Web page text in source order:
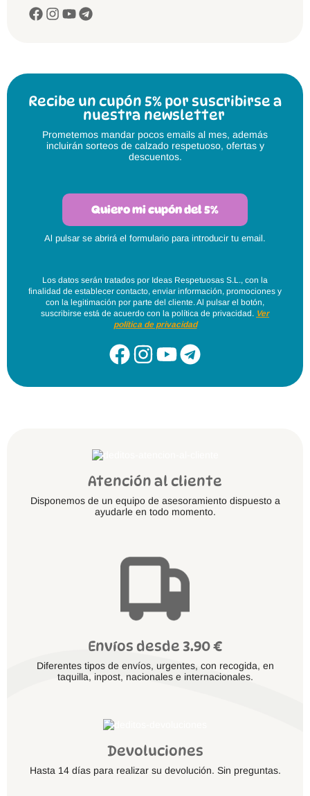
Recibe un cupón 5% por suscribirse a
nuestra newsletter
Prometemos mandar pocos emails al mes, además
incluirán sorteos de calzado respetuoso, ofertas y
descuentos.
Quiero mi cupón del 5%
Al pulsar se abrirá el formulario para introducir tu email.
Los datos serán tratados por Ideas Respetuosas S.L., con la
finalidad de establecer contacto, enviar información, promociones y
con la legitimación por parte del cliente. Al pulsar el botón,
suscribirse está de acuerdo con la política de privacidad. Ver
política de privacidad
Atención al cliente
Disponemos de un equipo de asesoramiento dispuesto a
ayudarle en todo momento.
Envíos desde 3.90 €
Diferentes tipos de envíos, urgentes, con recogida, en
taquilla, inpost, nacionales e internacionales.
Devoluciones
Hasta 14 días para realizar su devolución. Sin preguntas.